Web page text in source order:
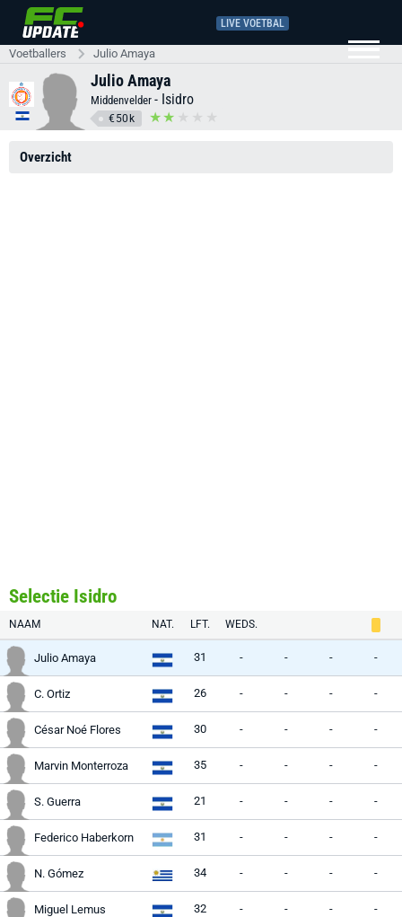
LIVE VOETBAL
Voetballers Julio Amaya
Julio Amaya
Middenvelder - Isidro
€50k
Overzicht
Selectie Isidro
NAAM NAT. LFT. WEDS.
Julio Amaya 31 - - - -
C. Ortiz 26 - - - -
César Noé Flores 30 - - - -
Marvin Monterroza 35 - - - -
S. Guerra 21 - - - -
Federico Haberkorn 31 - - - -
N. Gómez 34 - - - -
Miguel Lemus 32 - - - -